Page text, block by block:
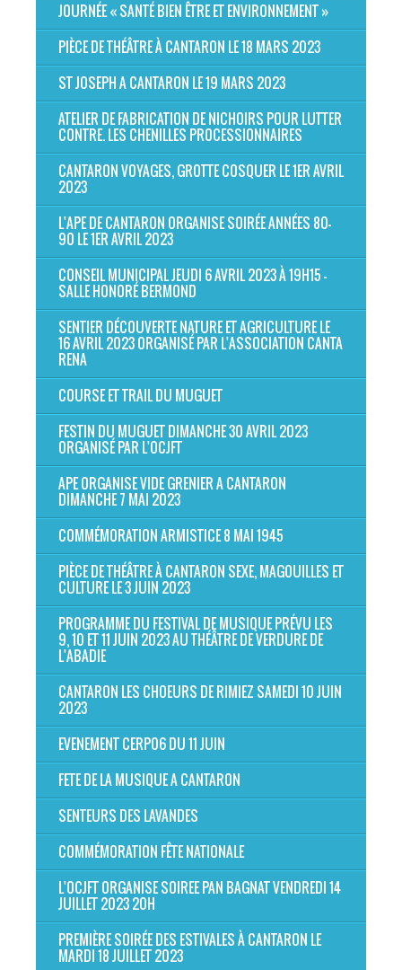
JOURNÉE « SANTÉ BIEN ÊTRE ET ENVIRONNEMENT »
PIÈCE DE THÉÂTRE À CANTARON LE 18 MARS 2023
ST JOSEPH A CANTARON LE 19 MARS 2023
ATELIER DE FABRICATION DE NICHOIRS POUR LUTTER
CONTRE. LES CHENILLES PROCESSIONNAIRES
CANTARON VOYAGES, GROTTE COSQUER LE 1ER AVRIL
2023
L'APE DE CANTARON ORGANISE SOIRÉE ANNÉES 80-
90 LE 1ER AVRIL 2023
CONSEIL MUNICIPAL JEUDI 6 AVRIL 2023 À 19H15 -
SALLE HONORÉ BERMOND
SENTIER DÉCOUVERTE NATURE ET AGRICULTURE LE
16 AVRIL 2023 ORGANISÉ PAR L'ASSOCIATION CANTA
RENA
COURSE ET TRAIL DU MUGUET
FESTIN DU MUGUET DIMANCHE 30 AVRIL 2023
ORGANISÉ PAR L'OCJFT
APE ORGANISE VIDE GRENIER A CANTARON
DIMANCHE 7 MAI 2023
COMMÉMORATION ARMISTICE 8 MAI 1945
PIÈCE DE THÉÂTRE À CANTARON SEXE, MAGOUILLES ET
CULTURE LE 3 JUIN 2023
PROGRAMME DU FESTIVAL DE MUSIQUE PRÉVU LES
9, 10 ET 11 JUIN 2023 AU THÉÂTRE DE VERDURE DE
L'ABADIE
CANTARON LES CHOEURS DE RIMIEZ SAMEDI 10 JUIN
2023
EVENEMENT CERP06 DU 11 JUIN
FETE DE LA MUSIQUE A CANTARON
SENTEURS DES LAVANDES
COMMÉMORATION FÊTE NATIONALE
L'OCJFT ORGANISE SOIREE PAN BAGNAT VENDREDI 14
JUILLET 2023 20H
PREMIÈRE SOIRÉE DES ESTIVALES À CANTARON LE
MARDI 18 JUILLET 2023